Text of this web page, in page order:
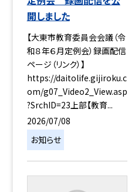
開しました
【大東市教育委員会会議（令
和８年６月定例会）録画配信
ページ（リンク）】
https://daitolife.gijiroku.c
om/g07_Video2_View.asp
?SrchID=23上部【教育...
2026/07/08
お知らせ